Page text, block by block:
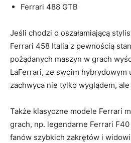
Ferrari ⁣488 GTB
Jeśli⁣ chodzi o⁢ oszałamiającą
Ferrari 458 Italia​ z pewnością
⁤pożądanych ⁣maszyn‍ w grach
LaFerrari, ⁤ze swoim hybrydowym
zachwyca​ nie​ tylko wyglądem,
Także klasyczne modele ‌Ferrari
grach,⁢ np. legendarne Ferrari
fanów szybkich⁢ zakrętów‍ i